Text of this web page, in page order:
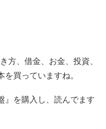
方、借金、お金、投資、
買っていますね。
』を購入し、読んでます